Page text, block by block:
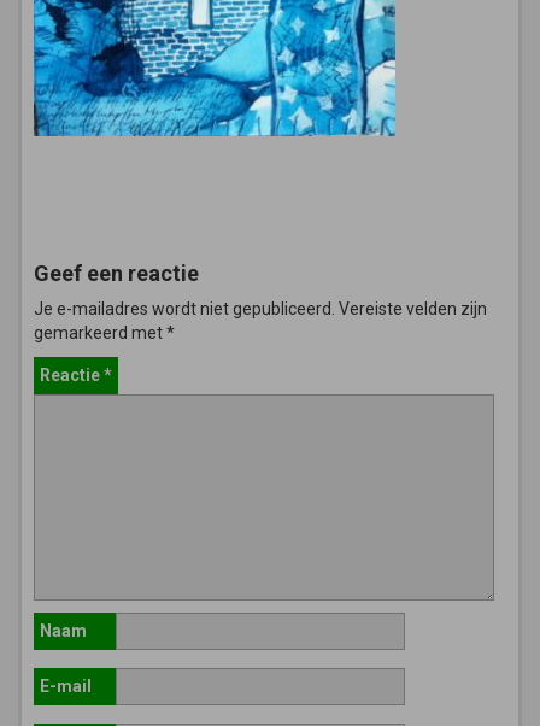
Geef een reactie
Je e-mailadres wordt niet gepubliceerd. Vereiste velden zijn
gemarkeerd met*
Reactie*
Naam
E-mail